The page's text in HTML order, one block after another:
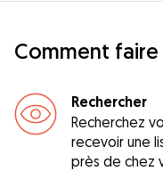
Comment
Rechercher
Recherchez
recevoir une
près de chez